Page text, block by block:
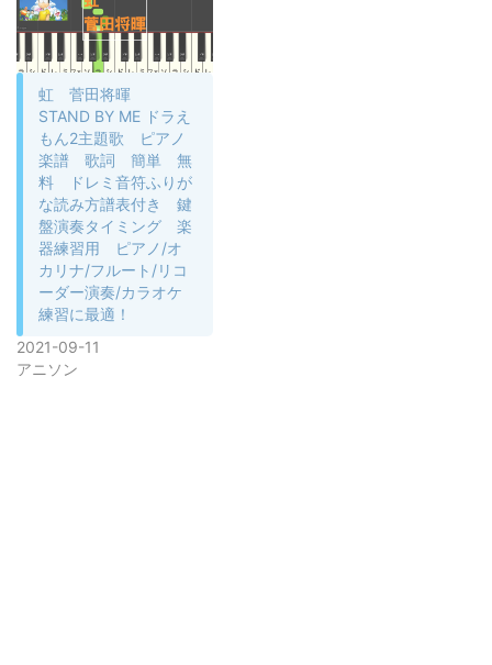
虹 菅田将暉
STAND BY ME ドラえ
もん2主題歌 ピアノ
楽譜 歌詞 簡単 無
料 ドレミ音符ふりが
な読み方譜表付き 鍵
盤演奏タイミング 楽
器練習用 ピアノ/オ
カリナ/フルート/リコ
ーダー演奏/カラオケ
練習に最適！
2021-09-11
アニソン